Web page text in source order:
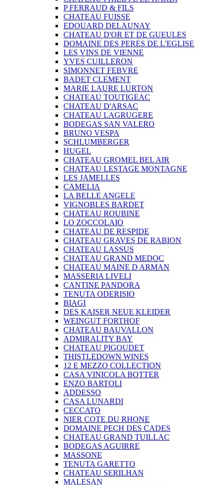
P FERRAUD & FILS
CHATEAU FUISSE
EDOUARD DELAUNAY
CHATEAU D'OR ET DE GUEULES
DOMAINE DES PERES DE L'EGLISE
LES VINS DE VIENNE
YVES CUILLERON
SIMONNET FEBVRE
BADET CLEMENT
MARIE LAURE LURTON
CHATEAU TOUTIGEAC
CHATEAU D'ARSAC
CHATEAU LAGRUGERE
BODEGAS SAN VALERO
BRUNO VESPA
SCHLUMBERGER
HUGEL
CHATEAU GROMEL BEL AIR
CHATEAU LESTAGE MONTAGNE
LES JAMELLES
CAMELIA
LA BELLE ANGELE
VIGNOBLES BARDET
CHATEAU ROUBINE
LO ZOCCOLAIO
CHATEAU DE RESPIDE
CHATEAU GRAVES DE RABION
CHATEAU LASSUS
CHATEAU GRAND MEDOC
CHATEAU MAINE D ARMAN
MASSERIA LIVELI
CANTINE PANDORA
TENUTA ODERISIO
BIAGI
DES KAISER NEUE KLEIDER
WEINGUT FORTHOF
CHATEAU BAUVALLON
ADMIRALITY BAY
CHATEAU PIGOUDET
THISTLEDOWN WINES
12 E MEZZO COLLECTION
CASA VINICOLA BOTTER
ENZO BARTOLI
ADDESSO
CASA LUNARDI
CECCATO
NIER COTE DU RHONE
DOMAINE PECH DES CADES
CHATEAU GRAND TUILLAC
BODEGAS AGUIRRE
MASSONE
TENUTA GARETTO
CHATEAU SERILHAN
MALESAN